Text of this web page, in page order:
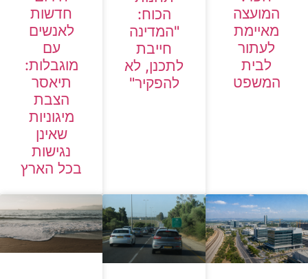
המועצה
מאיימת
לעתור
לבית
המשפט
הכוח:
"המדינה
חייבת
לתכנן, לא
להפקיר"
חדשות
לאנשים
עם
מוגבלות:
תיאסר
הצבת
מיגוניות
שאינן
נגישות
בכל הארץ